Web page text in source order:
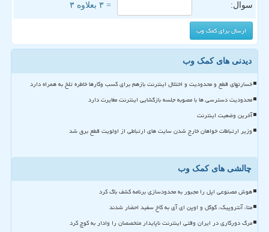
سوال: = ۳ بعلاوه ۳
دیدنی های کمک وب
خسارتهای قطع و محدودیت و اختلال اینترنت بازهم برای کسب وکارها خاطره تلخ به همراه دارد
محدودیت دسترسی ها با مصوبه جلسه بازگشایی اینترنت مغایرت دارد
آخرین وضعیت اینترنت
وزیر ارتباطات خواهان خارج شدن سایت های ارتباطی از اولویت قطع برق شد
چالشی های کمک وب
هوش مصنوعی اپل را مجبور به محدودسازی برنامه کشف باگ کرد
متا، آنتروپیک، گوگل و اوپن ای آی به کاخ سفید احضار شدند
مرگ دورکاری در ایران وقتی اینترنت ناپایدار متخصصان را وادار به کوچ کرد